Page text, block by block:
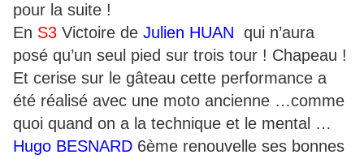
pour la suite !
En S3 Victoire de Julien HUAN qui n’aura
posé qu’un seul pied sur trois tour ! Chapeau !
Et cerise sur le gâteau cette performance a
été réalisé avec une moto ancienne …comme
quoi quand on a la technique et le mental …
Hugo BESNARD 6ème renouvelle ses bonnes